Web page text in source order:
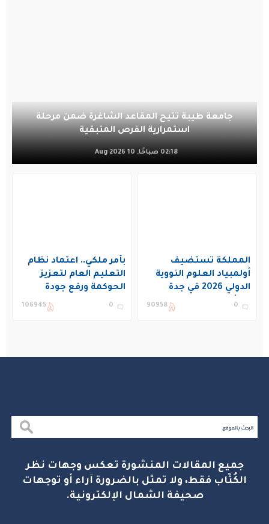
جامعة طيبة تتيح المقاعد الشاغرة ضمن مرحلة
استمرارية الفرص المتبقية
02:18 صباحًا, 10 Aug 2026
المملكة تستضيف
أولمبياد العلوم النووية
الدولي 2026 في جدة
بمشاركة 19 دولة
0
90958
بأمر ملكي.. اعتماد نظام
التعليم العام لتعزيز
الحوكمة ورفع جودة
التعليم في المملكة
0
106945
جميع المقالات المنشورة تعكس وجهات نظر
الكُتّاب فقط، ولا تمثل بالضرورة آراء أو توجهات
صحيفة الشمال الإلكترونية.